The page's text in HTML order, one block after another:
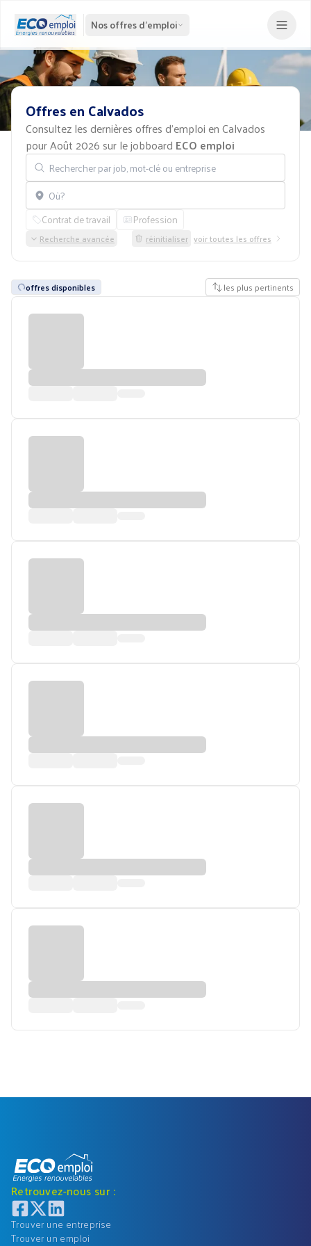
Nos offres d'emploi
OffresenCalvados
Consultez les dernières offres d'emploi en Calvados
pour Août 2026 sur le jobboard ECO emploi
Rechercher par job, mot-clé ou entreprise
Localisation
Contrat de travail Profession
Recherche avancée réinitialiser voir toutes les offres
offres disponibles les plus pertinents
Retrouvez-nous sur :
Trouver une entreprise
Trouver un emploi